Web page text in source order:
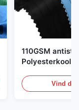
110GSM
Vind de